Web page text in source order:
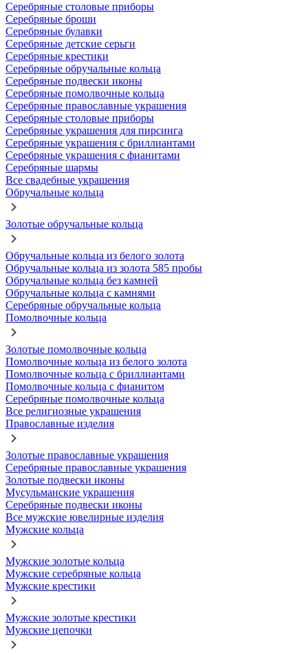
Серебряные столовые приборы
Серебряные броши
Серебряные булавки
Серебряные детские серьги
Серебряные крестики
Серебряные обручальные кольца
Серебряные подвески иконы
Серебряные помолвочные кольца
Серебряные православные украшения
Серебряные столовые приборы
Серебряные украшения для пирсинга
Серебряные украшения с бриллиантами
Серебряные украшения с фианитами
Серебряные шармы
Все свадебные украшения
Обручальные кольца
Золотые обручальные кольца
Обручальные кольца из белого золота
Обручальные кольца из золота 585 пробы
Обручальные кольца без камней
Обручальные кольца с камнями
Серебряные обручальные кольца
Помолвочные кольца
Золотые помолвочные кольца
Помолвочные кольца из белого золота
Помолвочные кольца с бриллиантами
Помолвочные кольца с фианитом
Серебряные помолвочные кольца
Все религиозные украшения
Православные изделия
Золотые православные украшения
Серебряные православные украшения
Золотые подвески иконы
Мусульманские украшения
Серебряные подвески иконы
Все мужские ювелирные изделия
Мужские кольца
Мужские золотые кольца
Мужские серебряные кольца
Мужские крестики
Мужские золотые крестики
Мужские цепочки